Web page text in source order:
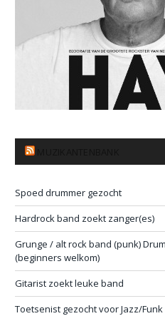
Spoed drummer gezocht
Hardrock band zoekt zanger(es)
Grunge / alt rock band (punk)
(beginners welkom)
Gitarist zoekt leuke band
Toetsenist gezocht voor Jazz/